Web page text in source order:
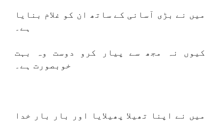
میں نے بڑی آسانی کے ساتھ ان کو غلام بنایا
ہے۔
کیوں نہ مجھ سے پیار کرو دوست وہ بہت
خوبصورت ہے۔
میں نے اپنا تھیلا پھیلایا اور بار بار خدا